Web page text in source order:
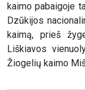
kaimo pabaigoje
Dzūkijos
kaimą, prieš
Liškiavos
Žiogelių kaimo